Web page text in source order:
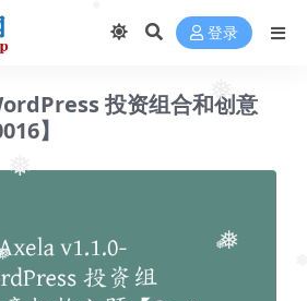
❅
❅
❅
登录
投资组合和创意
】